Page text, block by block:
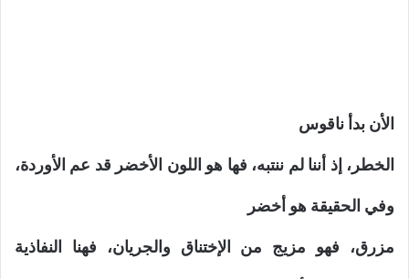
الأن بدأ ناقوس
الخطر، إذ أننا لم ننتبه، فها هو اللون الأخضر قد عم الأوردة،
وفي الحقيقة هو أخضر
مزرق، فهو مزيج من الإختناق والجريان، فهنا النفاذية